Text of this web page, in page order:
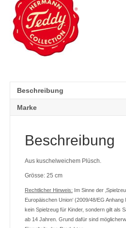
Beschreibung
Marke
Beschreibung
Aus kuschelweichem Plüsch.
Grösse: 25 cm
Rechtlicher Hinweis: Im Sinne der
Europäischen Union‘ (2009/48/EG
kein Spielzeug für Kinder, sondern gilt als
ab 14 Jahren. Grund dafür sind